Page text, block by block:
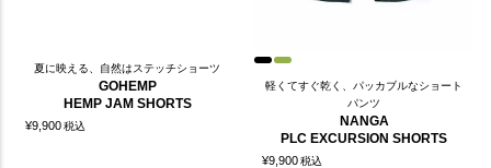
夏に映える、自然はステッチショーツ
GOHEMP
HEMP JAM SHORTS
¥9,900税込
軽くてすぐ乾く、パッカブルなショート
パンツ
NANGA
PLC EXCURSION SHORTS
¥9,900税込